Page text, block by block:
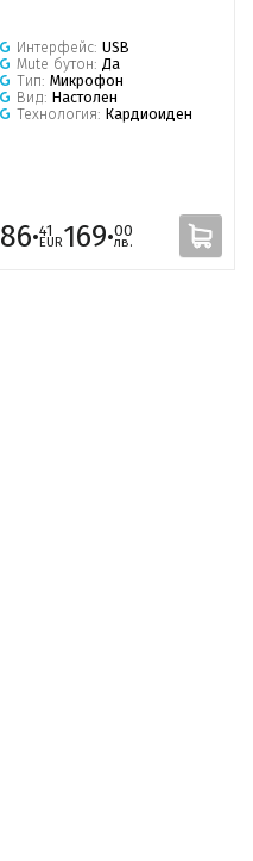
Интерфейс: USB
Mute бутон: Да
Тип: Микрофон
Вид: Настолен
Технология: Кардиоиден
86·41
EUR169·00
лв.